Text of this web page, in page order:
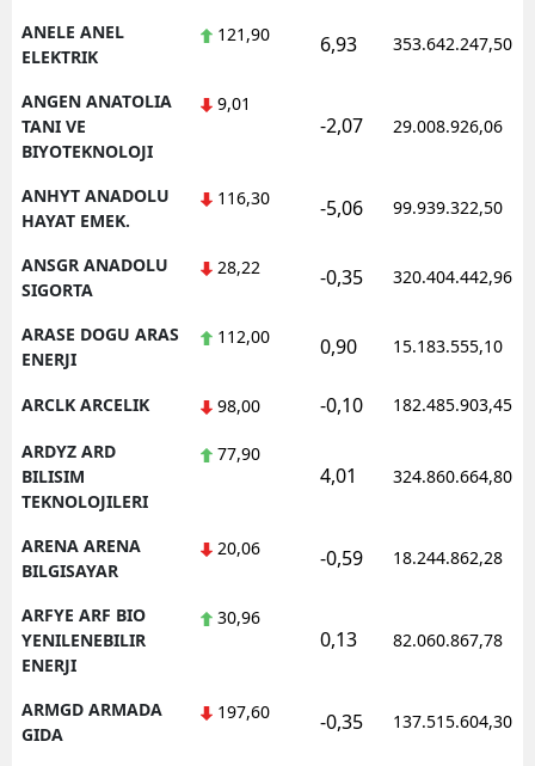
ANELE ANEL
ELEKTRIK
121,90 6,93 353.642.247,50
ANGEN ANATOLIA
TANI VE
BIYOTEKNOLOJI
9,01
-2,07 29.008.926,06
ANHYT ANADOLU
HAYAT EMEK.
116,30 -5,06 99.939.322,50
ANSGR ANADOLU
SIGORTA
28,22 -0,35 320.404.442,96
ARASE DOGU ARAS
ENERJI
112,00 0,90 15.183.555,10
ARCLK ARCELIK 98,00 -0,10 182.485.903,45
ARDYZ ARD
BILISIM
TEKNOLOJILERI
77,90
4,01 324.860.664,80
ARENA ARENA
BILGISAYAR
20,06 -0,59 18.244.862,28
ARFYE ARF BIO
YENILENEBILIR
ENERJI
30,96
0,13 82.060.867,78
ARMGD ARMADA
GIDA
197,60 -0,35 137.515.604,30